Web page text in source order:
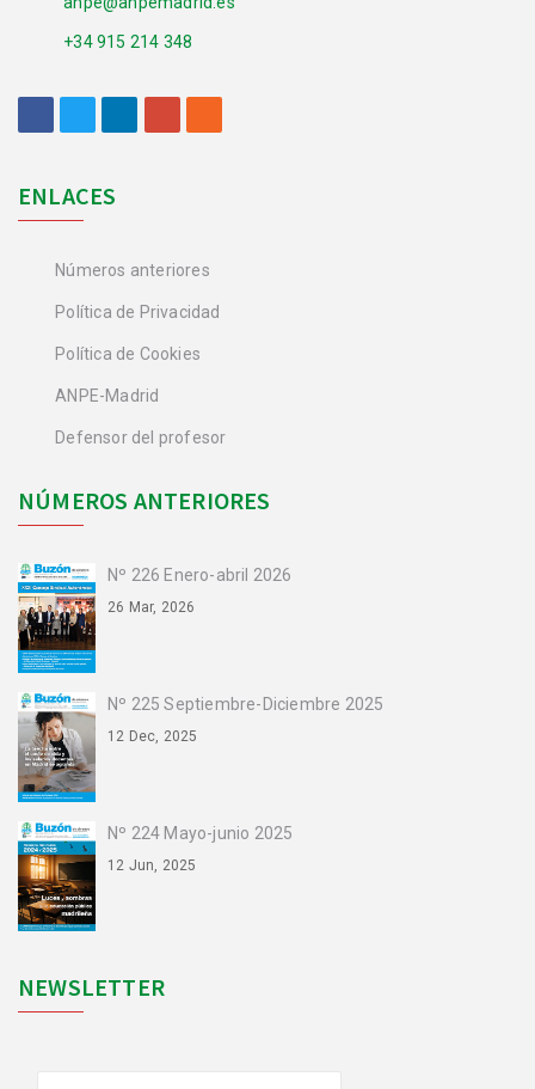
+34 915 214 348
ENLACES
Números anteriores
Política de Privacidad
Política de Cookies
ANPE-Madrid
Defensor del profesor
NÚMEROS ANTERIORES
Nº 226 Enero-abril 2026
26 Mar, 2026
Nº 225 Septiembre-Diciembre 2025
12 Dec, 2025
Nº 224 Mayo-junio 2025
12 Jun, 2025
NEWSLETTER